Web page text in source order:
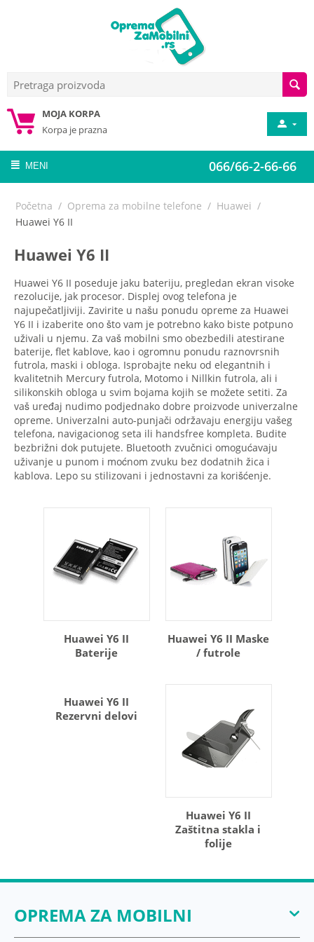
MOJA KORPA
Korpa je prazna
066/66-2-66-66
MENI
Početna / Oprema za mobilne telefone / Huawei /
Huawei Y6 II
Huawei Y6 II
Huawei Y6 II poseduje jaku bateriju, pregledan ekran visoke
rezolucije, jak procesor. Displej ovog telefona je
najupečatljiviji. Zavirite u našu ponudu opreme za Huawei
Y6 II i izaberite ono što vam je potrebno kako biste potpuno
uživali u njemu. Za vaš mobilni smo obezbedili atestirane
baterije, flet kablove, kao i ogromnu ponudu raznovrsnih
futrola, maski i obloga. Isprobajte neku od elegantnih i
kvalitetnih Mercury futrola, Motomo i Nillkin futrola, ali i
silikonskih obloga u svim bojama kojih se možete setiti. Za
vaš uređaj nudimo podjednako dobre proizvode univerzalne
opreme. Univerzalni auto-punjači održavaju energiju vašeg
telefona, navigacionog seta ili handsfree kompleta. Budite
bezbrižni dok putujete. Bluetooth zvučnici omogućavaju
uživanje u punom i moćnom zvuku bez dodatnih žica i
kablova. Lepo su stilizovani i jednostavni za korišćenje.
Huawei Y6 II
Baterije
Huawei Y6 II Maske
/ futrole
Huawei Y6 II
Rezervni delovi
Huawei Y6 II
Zaštitna stakla i
folije
OPREMA ZA MOBILNI